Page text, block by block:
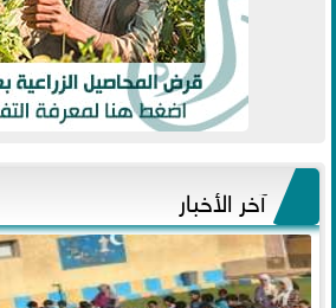
آخر الأخبار